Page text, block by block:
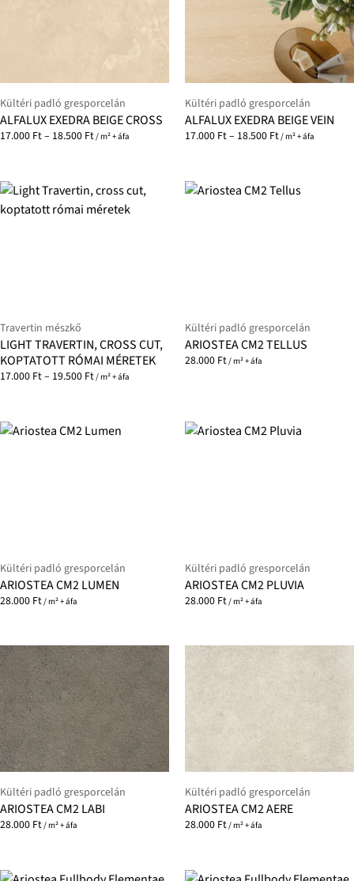
Kültéri padló gresporcelán
ALFALUX EXEDRA BEIGE CROSS
17.000 Ft– 18.500 Ft/ m² + áfa
Kültéri padló gresporcelán
ALFALUX EXEDRA BEIGE VEIN
17.000 Ft– 18.500 Ft/ m² + áfa
Travertin mészkő
LIGHT TRAVERTIN, CROSS CUT,
KOPTATOTT RÓMAI MÉRETEK
17.000 Ft– 19.500 Ft/ m² + áfa
Kültéri padló gresporcelán
ARIOSTEA CM2 TELLUS
28.000 Ft/ m² + áfa
Kültéri padló gresporcelán
ARIOSTEA CM2 LUMEN
28.000 Ft/ m² + áfa
Kültéri padló gresporcelán
ARIOSTEA CM2 PLUVIA
28.000 Ft/ m² + áfa
Kültéri padló gresporcelán
ARIOSTEA CM2 LABI
28.000 Ft/ m² + áfa
Kültéri padló gresporcelán
ARIOSTEA CM2 AERE
28.000 Ft/ m² + áfa